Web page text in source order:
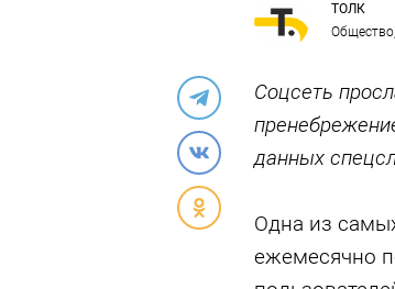
ТОЛК
Общество
Соцсеть
данных
Одна из
ежемесячно